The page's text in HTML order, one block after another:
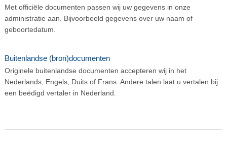
Met officiële documenten passen wij uw gegevens in onze
administratie aan. Bijvoorbeeld gegevens over uw naam of
geboortedatum.
Buitenlandse (bron)documenten
Originele buitenlandse documenten accepteren wij in het
Nederlands, Engels, Duits of Frans. Andere talen laat u vertalen bij
een beëdigd vertaler in Nederland.